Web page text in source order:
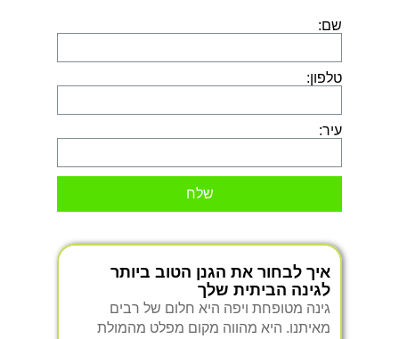
שם:
טלפון:
עיר:
שלח
איך לבחור את הגנן הטוב ביותר
לגינה הביתית שלך
גינה מטופחת ויפה היא חלום של רבים
מאיתנו. היא מהווה מקום מפלט מהמולת